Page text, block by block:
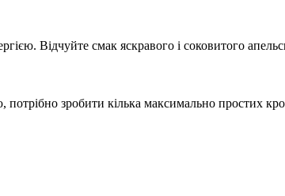
Відчуйте смак яскравого і соковитого
зробити кілька максимально простих